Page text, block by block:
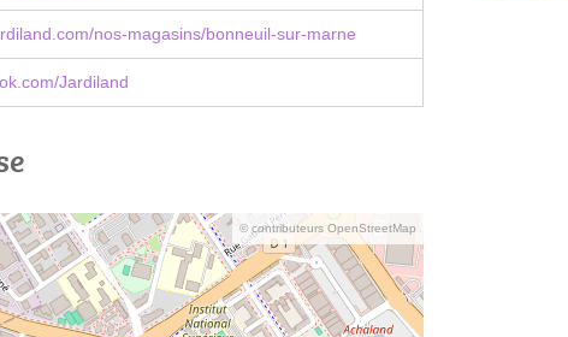
nos-magasins/bonneuil-sur-marne
Jardiland
© contributeurs OpenStreetMap